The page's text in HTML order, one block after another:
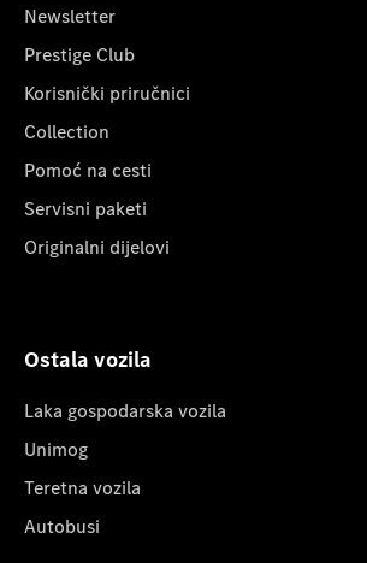
Newsletter
Prestige Club
Korisnički priručnici
Collection
Pomoć na cesti
Servisni paketi
Originalni dijelovi
Ostala vozila
Laka gospodarska vozila
Unimog
Teretna vozila
Autobusi